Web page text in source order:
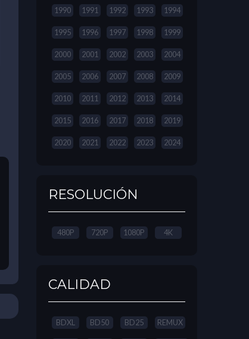
1990 1991 1992 1993 1994
1995 1996 1997 1998 1999
2000 2001 2002 2003 2004
2005 2006 2007 2008 2009
2010 2011 2012 2013 2014
2015 2016 2017 2018 2019
2020 2021 2022 2023 2024
RESOLUCIÓN
480P 720P 1080P 4K
CALIDAD
BDXL BD50 BD25 REMUX